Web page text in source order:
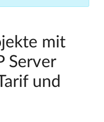
mit
Server
und